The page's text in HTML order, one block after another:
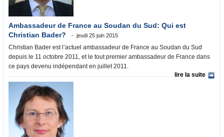
Ambassadeur de France au Soudan du Sud: Qui est
Christian Bader?
jeudi 25 juin 2015
Christian Bader est l’actuel ambassadeur de France au Soudan du Sud
depuis le 11 octobre 2011, et le tout premier ambassadeur de France dans
ce pays devenu indépendant en juillet 2011.
lire la suite